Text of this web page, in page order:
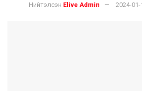
Нийтэлсэн Elive Admin 2024-01-